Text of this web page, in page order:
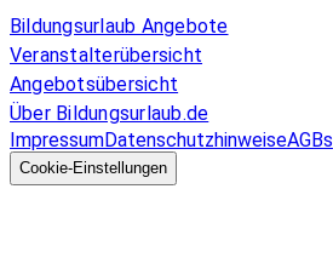
Bildungsurlaub Angebote
Veranstalterübersicht
Angebotsübersicht
Über Bildungsurlaub.de
ImpressumDatenschutzhinweiseAGBs
Cookie-Einstellungen